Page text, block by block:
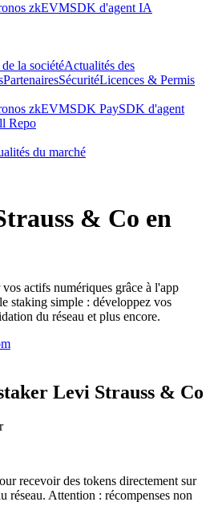
zkEVMSDK d'agent IA
la sociétéActualités des
PartenairesSécuritéLicences & Permis
zkEVMSDK PaySDK d'agent
Repo
du marché
& Co en
actifs numériques grâce à l'app
staking simple : développez vos
du réseau et plus encore.
Levi Strauss & Co
recevoir des tokens directement sur
réseau. Attention : récompenses non